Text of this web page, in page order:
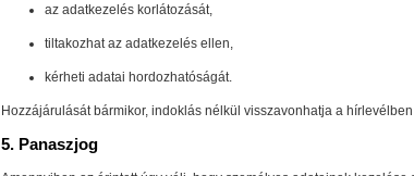
az adatkezelés korlátozását,
tiltakozhat az adatkezelés ellen,
kérheti adatai hordozhatóságát.
Hozzájárulását bármikor, indoklás nélkül visszavonhatja a
5. Panaszjog